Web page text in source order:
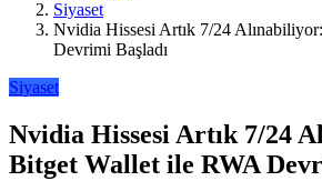
Siyaset
Nvidia Hissesi Artık 7/24
Devrimi Başladı
Siyaset
Nvidia Hissesi Artık 7/24
Bitget Wallet ile RWA